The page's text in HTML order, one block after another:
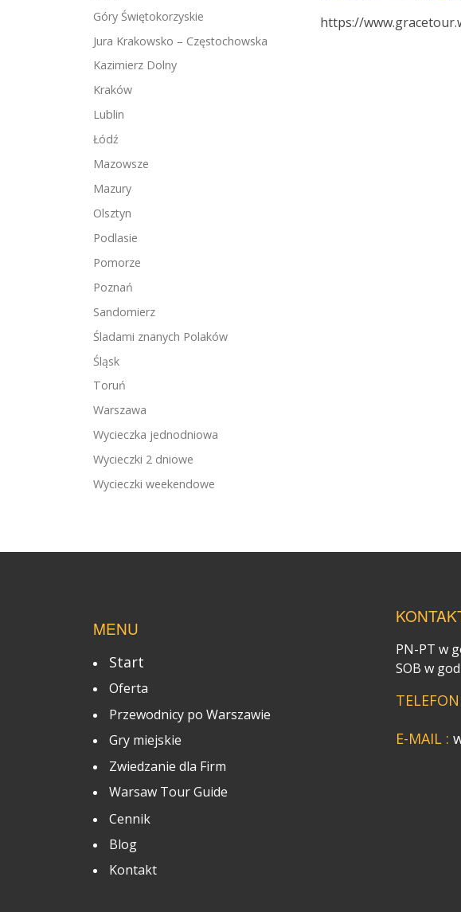
https://
Góry Świętokorzyskie
Jura Krakowsko – Częstochowska
Kazimierz Dolny
Kraków
Lublin
Łódź
Mazowsze
Mazury
Olsztyn
Podlasie
Pomorze
Poznań
Sandomierz
Śladami znanych Polaków
Śląsk
Toruń
Warszawa
Wycieczka jednodniowa
Wycieczki 2 dniowe
Wycieczki weekendowe
MENU
Start
Oferta
Przewodnicy po Warszawie
Gry miejskie
Zwiedzanie dla Firm
Warsaw Tour Guide
Cennik
Blog
Kontakt
PN-PT w
SOB w
E-MAIL :